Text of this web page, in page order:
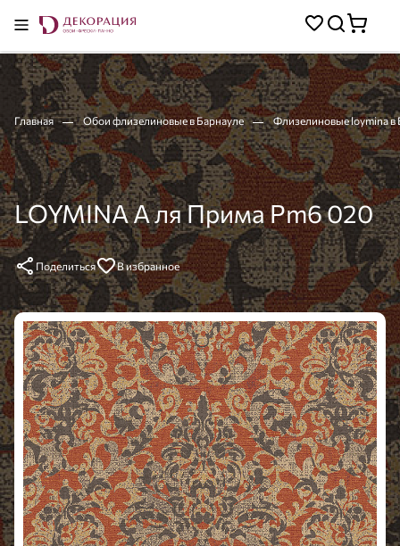
Главная Обои флизелиновые в Барнауле Флизелиновые loymina в
LOYMINA А ля Прима Pm6 020
Поделиться В избранное